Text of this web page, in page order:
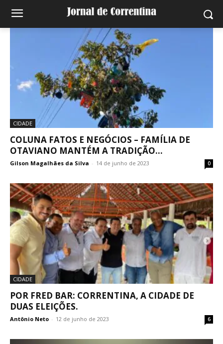
CIDADE
COLUNA FATOS E NEGÓCIOS – FAMÍLIA DE
OTAVIANO MANTÉM A TRADIÇÃO...
Gilson Magalhães da Silva - 14 de junho de 2023 0
CIDADE
POR FRED BAR: CORRENTINA, A CIDADE DE
DUAS ELEIÇÕES.
Antônio Neto - 12 de junho de 2023 6